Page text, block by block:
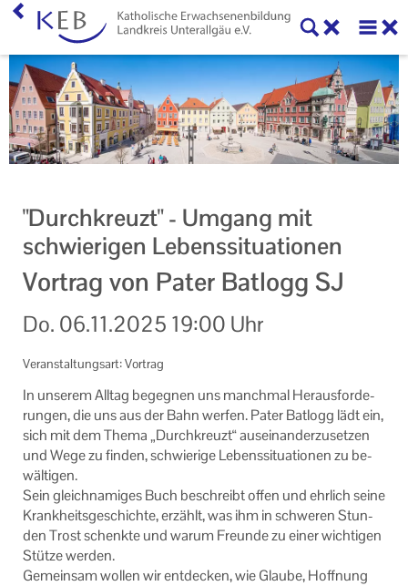
"Durchkreuzt" - Umgang mit
schwierigen Lebenssituationen
Vortrag von Pater Batlogg SJ
Do. 06.11.2025 19:00 Uhr
Veranstaltungsart: Vortrag
In un­se­rem All­tag be­geg­nen uns manch­mal Her­aus­for­de­
run­gen, die uns aus der Bahn wer­fen. Pater Bat­logg lädt ein,
sich mit dem Thema „Durch­kreuzt“ aus­ein­an­der­zu­set­zen
und Wege zu fin­den, schwie­ri­ge Le­bens­si­tua­tio­nen zu be­
wäl­ti­gen.
Sein gleich­na­mi­ges Buch be­schreibt offen und ehr­lich seine
Krank­heits­ge­schich­te, er­zählt, was ihm in schwe­ren Stun­
den Trost schenk­te und warum Freun­de zu einer wich­ti­gen
Stüt­ze wer­den.
Ge­mein­sam wol­len wir ent­de­cken, wie Glau­be, Hoff­nung
Home
KEB Landkreis Unterallgäu
Unser Auftrag
Datenschutzerklärung
Impressum